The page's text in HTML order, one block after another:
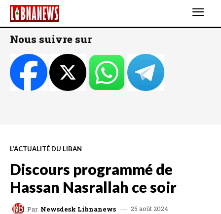
Nous suivre sur
L'ACTUALITÉ DU LIBAN
Discours programmé de
Hassan Nasrallah ce soir
Par Newsdesk Libnanews 25 août 2024